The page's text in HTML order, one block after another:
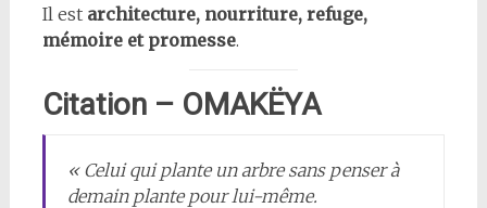
Il est architecture, nourriture, refuge,
mémoire et promesse.
Citation – OMAKËYA
« Celui qui plante un arbre sans penser à
demain plante pour lui-même.